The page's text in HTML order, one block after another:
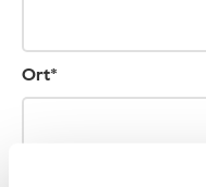
Ort*